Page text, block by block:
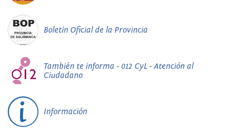
Boletín Oficial de la Provincia
También te informa - 012 CyL - Atención al
Ciudadano
Información